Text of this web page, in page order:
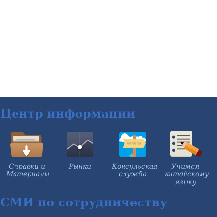
Центр информации
Справки и
Материалы
Рынки
Консульская
служба
Учимся
китайскому
языку
СМИ по сотрудничеству